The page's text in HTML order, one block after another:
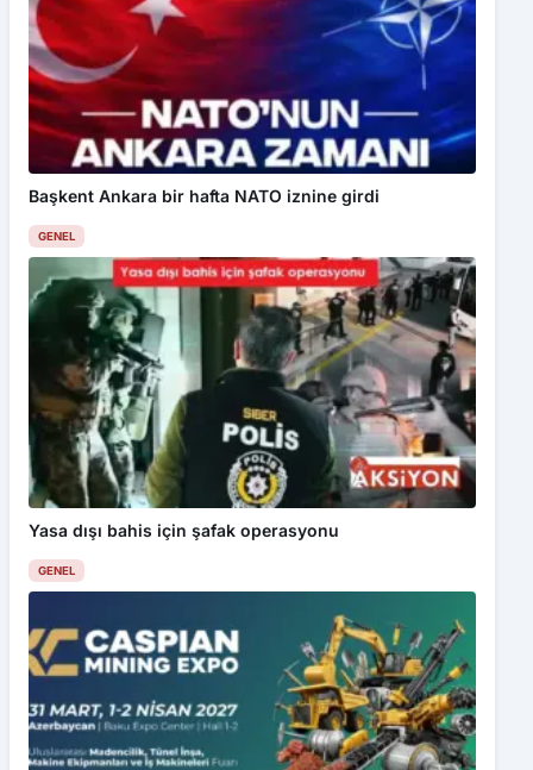
Başkent Ankara bir hafta NATO iznine girdi
GENEL
Yasa dışı bahis için şafak operasyonu
GENEL